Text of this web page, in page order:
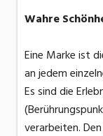
Wahre
Eine Marke ist
an jedem
Es sind die
verarbeiten.